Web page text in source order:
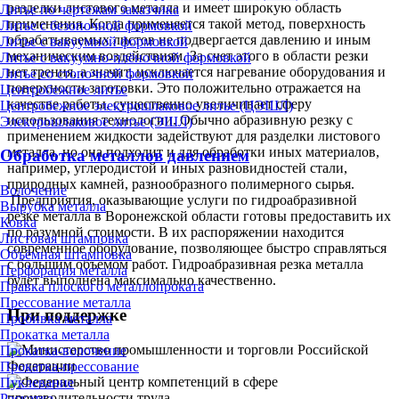
Литье по чертежам заказчика
Литье с безопочной формовкой
Литье с вакуумной формовкой
Литье с вакуумно-плёночной формовкой
Литье со стопочной формовкой
Центробежное литье
Центробежное электрошлаковое литье (ЦЭШЛ)
Электрошлаковое литье (ЭШЛ)
Обработка металлов давлением
Волочение
Вырубка металла
Ковка
Листовая штамповка
Объёмная штамповка
Перфорация металла
Правка плоского металлопроката
Прессование металла
Пробивка металла
Прокатка металла
Прокатка-волочение
Прокатка-прессование
Пуклевание
разделки листового металла и имеет широкую область
применения. Когда применяется такой метод, поверхность
обрабатываемых листов не подвергается давлению и иным
механическим воздействиям. За счет этого в области резки
нет трения, а значит, исключается нагревание оборудования и
поверхности заготовки. Это положительно отражается на
качестве работы, существенно увеличивает сферу
использования технологии. Обычно абразивную резку с
применением жидкости задействуют для разделки листового
металла, но она подходит и для обработки иных материалов,
например, углеродистой и иных разновидностей стали,
природных камней, разнообразного полимерного сырья.
Предприятия, оказывающие услуги по гидроабразивной
резке металла в Воронежской области готовы предоставить их
по разумной стоимости. В их распоряжении находится
современное оборудование, позволяющее быстро справляться
с большим объемом работ. Гидроабразивная резка металла
будет выполнена максимально качественно.
При поддержке